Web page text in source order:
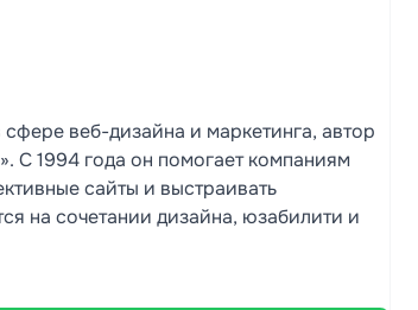
веб-дизайна и маркетинга, автор
С 1994 года он помогает компаниям
сайты и выстраивать
на сочетании дизайна, юзабилити и